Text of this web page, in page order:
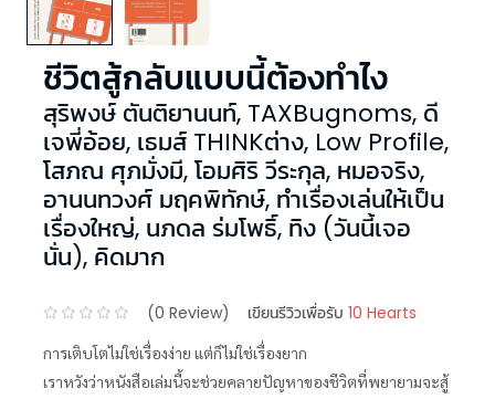
ชีวิตสู้กลับแบบนี้ต้องทำไง
สุริพงษ์ ตันติยานนท์, TAXBugnoms, ดี
เจพี่อ้อย, เธมส์ THINKต่าง, Low Profile,
โสภณ ศุภมั่งมี,โอมศิริ วีระกุล, หมอจริง,
อานนทวงศ์ มฤคพิทักษ์, ทำเรื่องเล่นให้เป็น
เรื่องใหญ่, นภดล ร่มโพธิ์, ทิง (วันนี้เจอ
นั่น), คิดมาก
(0 Review) เขียนรีวิวเพื่อรับ 10 Hearts
การเติบโตไม่ใช่เรื่องง่าย แต่ก็ไม่ใช่เรื่องยาก
เราหวังว่าหนังสือเล่มนี้จะช่วยคลายปัญหาของชีวิตที่พยายามจะสู้